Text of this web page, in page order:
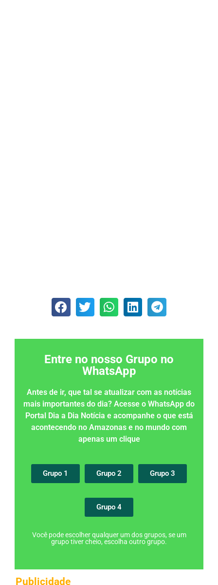
Entre no nosso Grupo no
WhatsApp
Antes de ir, que tal se atualizar com as notícias
mais importantes do dia? Acesse o WhatsApp do
Portal Dia a Dia Notícia e acompanhe o que está
acontecendo no Amazonas e no mundo com
apenas um clique
Grupo 1 Grupo 2 Grupo 3
Grupo 4
Você pode escolher qualquer um dos grupos, se um
grupo tiver cheio, escolha outro grupo.
Publicidade